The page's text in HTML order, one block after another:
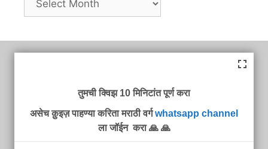
तुमची क्विझ 10 मिनिटांत पूर्ण करा
असेच क़ुइज़ पाहण्या करिता मराठी वर्गwhatsapp channel
ला जॉईन करा 🙏 🙏